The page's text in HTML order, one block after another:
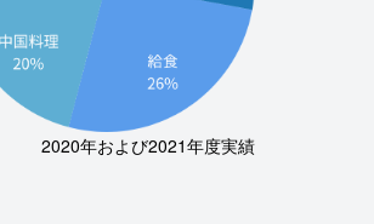
2020年および2021年度実績